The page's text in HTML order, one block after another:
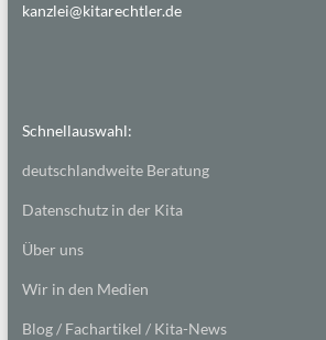
kanzlei@kitarechtler.de
Schnellauswahl:
deutschlandweite Beratung
Datenschutz in der Kita
Über uns
Wir in den Medien
Blog / Fachartikel / Kita-News